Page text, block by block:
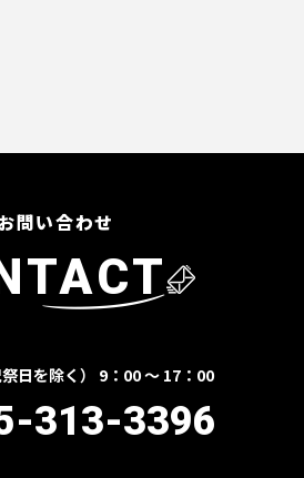
問い合わせ
日を除く） 9：00 ～ 17：00
313-3396